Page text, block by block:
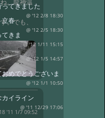
。龍神温
。でも、
'11 1/7 09:52
てきました
@ '12 2/8 18:30
春
@ '12 2/5 18:30
きま
@ '12 1/11 15:15
@ '12 1/5 14:57
めでとうございま
@ '12 1/1 10:50
イライン
@ '11 12/29 17:06